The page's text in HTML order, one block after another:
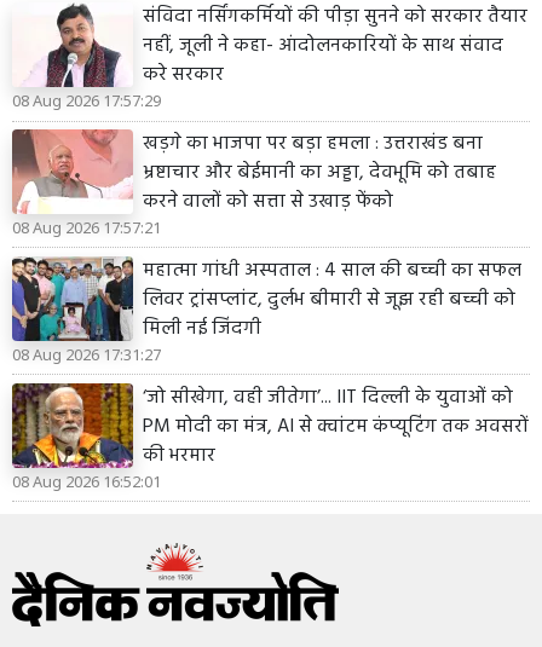
संविदा नर्सिंगकर्मियों की पीड़ा सुनने को सरकार तैयार
नहीं, जूली ने कहा- आंदोलनकारियों के साथ संवाद
करे सरकार
08 Aug 2026 17:57:29
खड़गे का भाजपा पर बड़ा हमला : उत्तराखंड बना
भ्रष्टाचार और बेईमानी का अड्डा, देवभूमि को तबाह
करने वालों को सत्ता से उखाड़ फेंको
08 Aug 2026 17:57:21
महात्मा गांधी अस्पताल : 4 साल की बच्ची का सफल
लिवर ट्रांसप्लांट, दुर्लभ बीमारी से जूझ रही बच्ची को
मिली नई जिंदगी
08 Aug 2026 17:31:27
‘जो सीखेगा, वही जीतेगा’... IIT दिल्ली के युवाओं को
PM मोदी का मंत्र, AI से क्वांटम कंप्यूटिंग तक अवसरों
की भरमार
08 Aug 2026 16:52:01